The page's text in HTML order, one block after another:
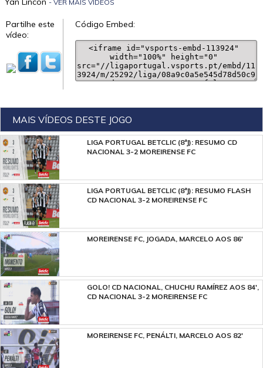
- VER MAIS VÍDEOS
Partilhe este
vídeo:
Código Embed:
MAIS VÍDEOS DESTE JOGO
LIGA PORTUGAL BETCLIC (8ªJ): RESUMO CD
NACIONAL 3-2 MOREIRENSE FC
LIGA PORTUGAL BETCLIC (8ªJ): RESUMO FLASH
CD NACIONAL 3-2 MOREIRENSE FC
MOREIRENSE FC, JOGADA, MARCELO AOS 86'
GOLO! CD NACIONAL, CHUCHU RAMÍREZ AOS 84',
CD NACIONAL 3-2 MOREIRENSE FC
MOREIRENSE FC, PENÁLTI, MARCELO AOS 82'